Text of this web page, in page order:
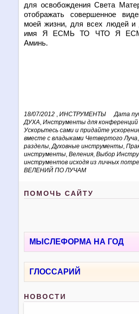
для освобождения Света
отображать совершенное
моей жизни, для всех людей
имя Я ЕСМЬ ТО ЧТО Я
Аминь.
18/07/2012 Дата
,ИНСТРУМЕНТЫ
ДУХА ,Инструменты для конференций
Ускорьтесь сами и придайте
вместе с владыками Четвертого Луча
разделы ,Духовные инструменты ,
инструменты ,Веления ,Выбор
инструментов исходя из личных
ВЕЛЕНИЙ ПО ЛУЧАМ
ПОМОЧЬ САЙТУ
МЫСЛЕФОРМА НА ГОД
ГЛОССАРИЙ
НОВОСТИ